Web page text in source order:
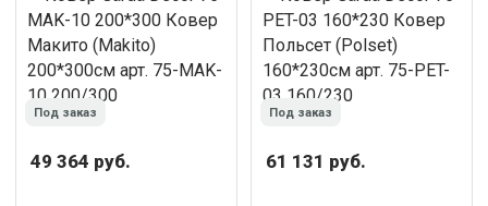
Под заказ
49 364 руб.
Под заказ
61 131 руб.